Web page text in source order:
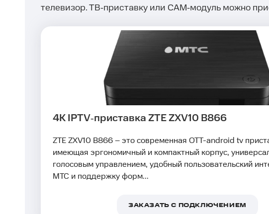
телевизор. ТВ‑приставку или САМ‑модуль можно
4K IPTV‑приставка ZTE ZXV10 B866
ZTE ZXV10 B866 – это современная OTT-android tv
имеющая эргономичный и компактный корпус,
голосовым управлением, удобный пользовательский
МТС и поддержку форм...
ЗАКАЗАТЬ С ПОДКЛЮЧЕНИЕМ